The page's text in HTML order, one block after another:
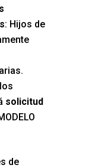
: Hijos de
solicitud
de